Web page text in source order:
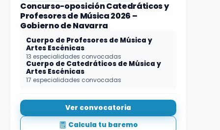
Concurso-oposición Catedráticos y
Profesores de Música 2026 –
Gobierno de Navarra
Cuerpo de Profesores de Música y
Artes Escénicas
13 especialidades convocadas
Cuerpo de Catedráticos de Música y
Artes Escénicas
17 especialidades convocadas
Ver convocatoria
Calcula tu baremo